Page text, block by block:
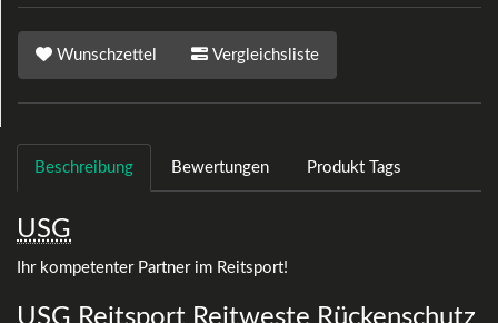
Wunschzettel Vergleichsliste
Beschreibung Bewertungen Produkt Tags
USG
Ihr kompetenter Partner im Reitsport!
USG Reitsport Reitweste Rückenschutz